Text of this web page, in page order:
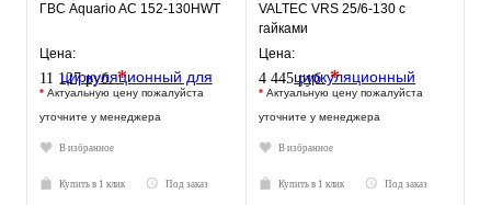
ГВС Aquario AC 152-130HWT
Цена:
11 127 руб.*
* Актуальную цену пожалуйста
уточните у менеджера
В избранное
Купить в 1 клик Под заказ
VALTEC VRS 25/6-130 с
гайками
Цена:
4 445 руб.*
* Актуальную цену пожалуйста
уточните у менеджера
В избранное
Купить в 1 клик Под заказ